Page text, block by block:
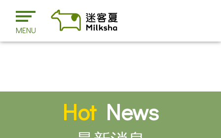
MENU
HotNews